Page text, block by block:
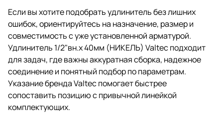
Если вы хотите подобрать удлинитель без лишних
ошибок, ориентируйтесь на назначение, размер и
совместимость с уже установленной арматурой.
Удлинитель 1/2"вн.х 40мм (НИКЕЛЬ) Valtec подходит
для задач, где важны аккуратная сборка, надежное
соединение и понятный подбор по параметрам.
Указание бренда Valtec помогает быстрее
сопоставить позицию с привычной линейкой
комплектующих.